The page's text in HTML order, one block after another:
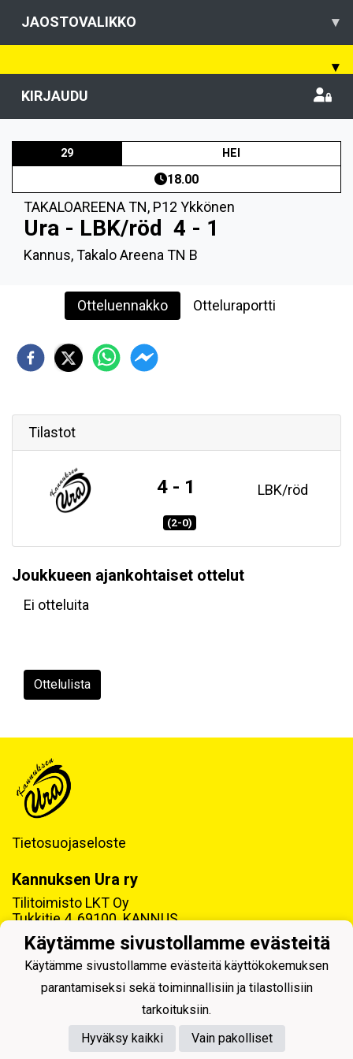
JAOSTOVALIKKO ▾
▾
KIRJAUDU
29 HEI
18.00
TAKALOAREENA TN, P12 Ykkönen
Ura - LBK/röd 4 - 1
Kannus, Takalo Areena TN B
Otteluennakko Otteluraportti
Tilastot
4 - 1 LBK/röd
(2-0)
Joukkueen ajankohtaiset ottelut
Ei otteluita
Ottelulista
Tietosuojaseloste
Kannuksen Ura ry
Tilitoimisto LKT Oy
Tukkitie 4, 69100 KANNUS
Y-tunnus: 0218992-7
Powered by
Käytämme sivustollamme evästeitä
Käytämme sivustollamme evästeitä käyttökokemuksen
parantamiseksi sekä toiminnallisiin ja tilastollisiin
tarkoituksiin.
Hyväksy kaikki
Vain pakolliset